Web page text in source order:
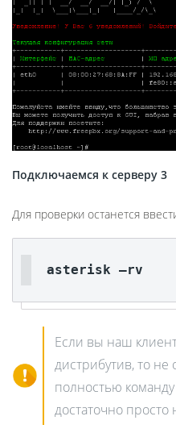
Подключаемся к серверу 3
Для проверки останется
asterisk –rv
Если вы наш
дистрибутив, то не
полностью
достаточно просто